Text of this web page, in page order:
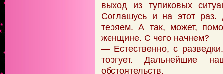
выход из тупиковых
Соглашусь и на этот
теряем. А так, может,
женщине. С чего начнем?
— Естественно, с
торгует. Дальнейшие
обстоятельств.